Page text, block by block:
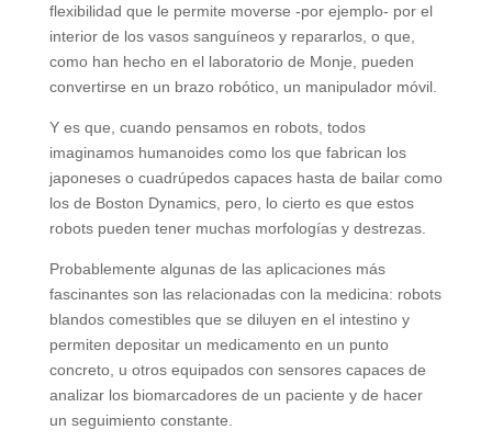
flexibilidad que le permite moverse -por ejemplo- por el
interior de los vasos sanguíneos y repararlos, o que,
como han hecho en el laboratorio de Monje, pueden
convertirse en un brazo robótico, un manipulador móvil.
Y es que, cuando pensamos en robots, todos
imaginamos humanoides como los que fabrican los
japoneses o cuadrúpedos capaces hasta de bailar como
los de Boston Dynamics, pero, lo cierto es que estos
robots pueden tener muchas morfologías y destrezas.
Probablemente algunas de las aplicaciones más
fascinantes son las relacionadas con la medicina: robots
blandos comestibles que se diluyen en el intestino y
permiten depositar un medicamento en un punto
concreto, u otros equipados con sensores capaces de
analizar los biomarcadores de un paciente y de hacer
un seguimiento constante.